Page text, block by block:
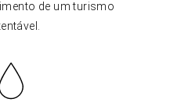
de um turismo